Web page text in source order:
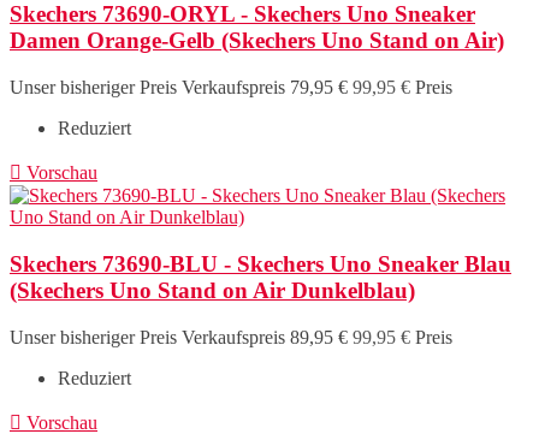
Skechers 73690-ORYL - Skechers Uno Sneaker
Damen Orange-Gelb (Skechers Uno Stand on Air)
Unser bisheriger Preis Verkaufspreis 79,95 € 99,95 € Preis
Reduziert
 Vorschau
Skechers 73690-BLU - Skechers Uno Sneaker Blau
(Skechers Uno Stand on Air Dunkelblau)
Unser bisheriger Preis Verkaufspreis 89,95 € 99,95 € Preis
Reduziert
 Vorschau